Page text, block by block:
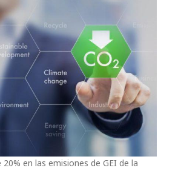
en las emisiones de GEI de la